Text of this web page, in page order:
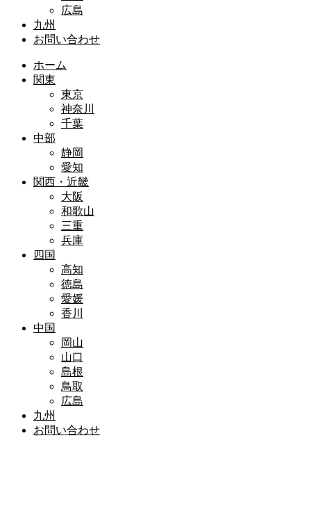
広島
九州
お問い合わせ
ホーム
関東
東京
神奈川
千葉
中部
静岡
愛知
関西・近畿
大阪
和歌山
三重
兵庫
四国
高知
徳島
愛媛
香川
中国
岡山
山口
島根
鳥取
広島
九州
お問い合わせ